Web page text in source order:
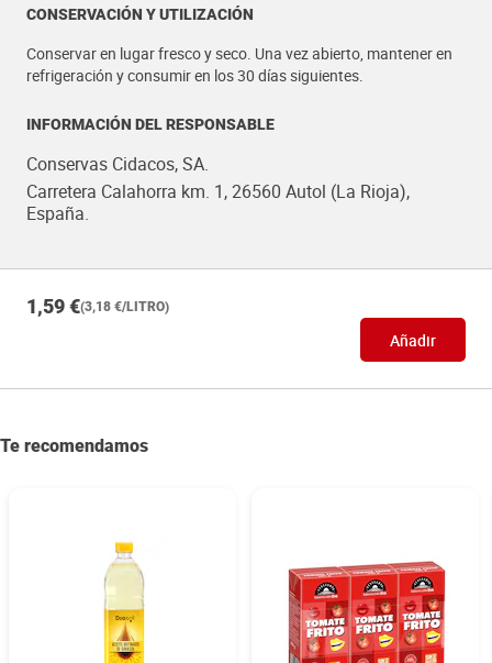
CONSERVACIÓN Y UTILIZACIÓN
Conservar en lugar fresco y seco. Una vez abierto, mantener en
refrigeración y consumir en los 30 días siguientes.
INFORMACIÓN DEL RESPONSABLE
Conservas Cidacos, SA.
Carretera Calahorra km. 1, 26560 Autol (La Rioja),
España.
1,59 €(3,18 €/LITRO)
Añadir
Te recomendamos